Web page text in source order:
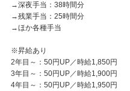
→深夜手当：38時間分
→残業手当：25時間分
→ほか各種手当
※昇給あり
2年目～：50円UP／時給1,850円
3年目～：50円UP／時給1,900円
4年目～：50円UP／時給1,950円